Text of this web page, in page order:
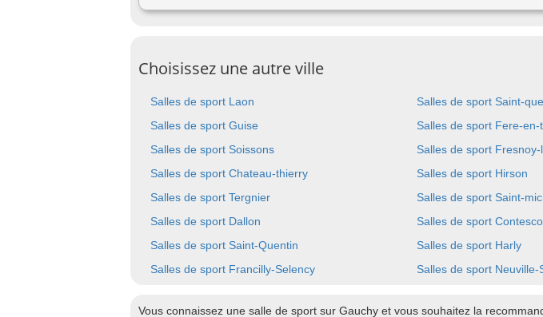
Choisissez une autre ville
Salles de sport Laon Salles de sport Saint-
Salles de sport Guise
Salles de sport Fere-en-
Salles de sport Soissons
Salles de sport
Salles de sport Chateau-thierry
Salles de sport Hirson
Salles de sport Tergnier
Salles de sport Saint-
Salles de sport Dallon
Salles de sport
Salles de sport Saint-Quentin
Salles de sport Harly
Salles de sport Francilly-Selency
Salles de sport Neuville-
Vous connaissez une salle de sport sur Gauchy et vous souhaitez la